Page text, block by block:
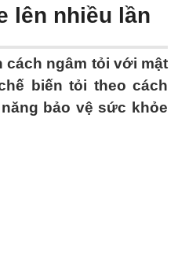
lên nhiều lần
cách ngâm tỏi với mật
biến tỏi theo cách
bảo vệ sức khỏe